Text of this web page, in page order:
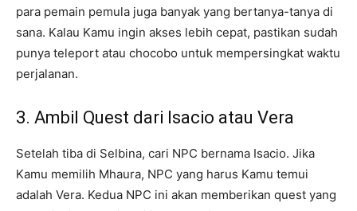
para pemain pemula juga banyak yang bertanya-tanya di
sana. Kalau Kamu ingin akses lebih cepat, pastikan sudah
punya teleport atau chocobo untuk mempersingkat waktu
perjalanan.
3. Ambil Quest dari Isacio atau Vera
Setelah tiba di Selbina, cari NPC bernama Isacio. Jika
Kamu memilih Mhaura, NPC yang harus Kamu temui
adalah Vera. Kedua NPC ini akan memberikan quest yang